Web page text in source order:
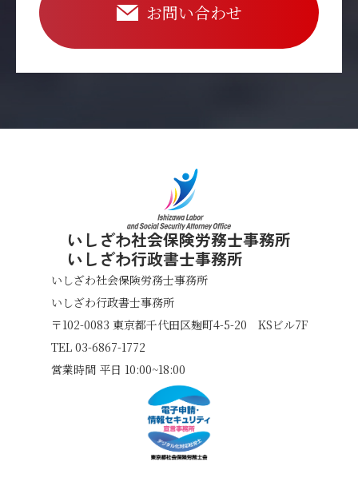
お問い合わせ
いしざわ社会保険労務士事務所
いしざわ行政書士事務所
いしざわ社会保険労務士事務所
いしざわ行政書士事務所
〒102-0083 東京都千代田区麹町4-5-20 KSビル7F
TEL 03-6867-1772
営業時間 平日 10:00~18:00